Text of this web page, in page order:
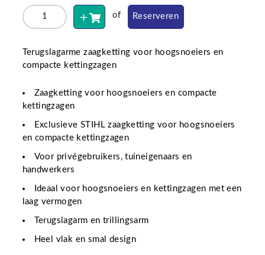
of Reserveren
Terugslagarme zaagketting voor hoogsnoeiers en
compacte kettingzagen
Zaagketting voor hoogsnoeiers en compacte
kettingzagen
Exclusieve STIHL zaagketting voor hoogsnoeiers
en compacte kettingzagen
Voor privégebruikers, tuineigenaars en
handwerkers
Ideaal voor hoogsnoeiers en kettingzagen met een
laag vermogen
Terugslagarm en trillingsarm
Heel vlak en smal design